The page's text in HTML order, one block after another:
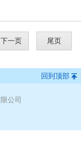
下一页 尾页
回到顶部
公司